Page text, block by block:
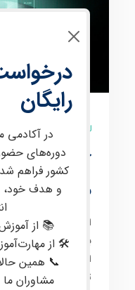
آموزش
صد با
این دوره برای
بین‌المللی، از جمله
این دوره، مفاهیم
تکنیکال
وفاندامنتال،
رایگان
در آکادمی
دوره‌های
کشور فراهم
و هدف خود،
📚 از
🛠 از
📞 همین
مشاوران